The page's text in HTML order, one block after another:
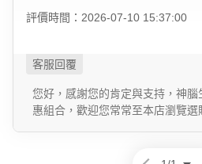
評價時間：2026-07-10 15:37:00
您好，感謝您的肯定與支持，神
惠組合，歡迎您常常至本店瀏覽選